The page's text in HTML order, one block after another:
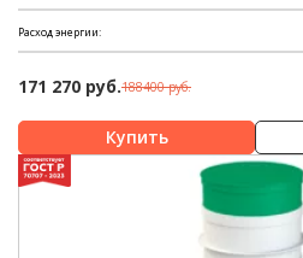
Расход энергии:
171 270 руб.188400 руб.